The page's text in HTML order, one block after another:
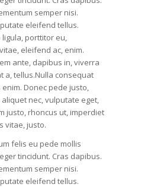
semper nisi.
eleifend tellus.
porttitor eu,
eleifend ac, enim.
ante, dapibus in, viverra
a, tellus.Nulla consequat
Donec pede justo,
nec, vulputate eget,
justo, rhoncus ut, imperdiet
vitae, justo.
felis eu pede mollis
tincidunt. Cras dapibus.
semper nisi.
eleifend tellus.